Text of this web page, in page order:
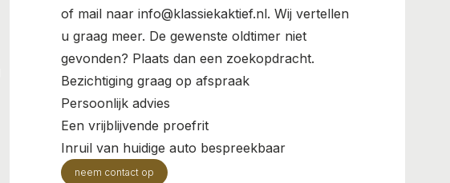
of mail naar info@klassiekaktief.nl. Wij vertellen
u graag meer. De gewenste oldtimer niet
gevonden? Plaats dan een zoekopdracht.
Bezichtiging graag op afspraak
Persoonlijk advies
Een vrijblijvende proefrit
Inruil van huidige auto bespreekbaar
neem contact op